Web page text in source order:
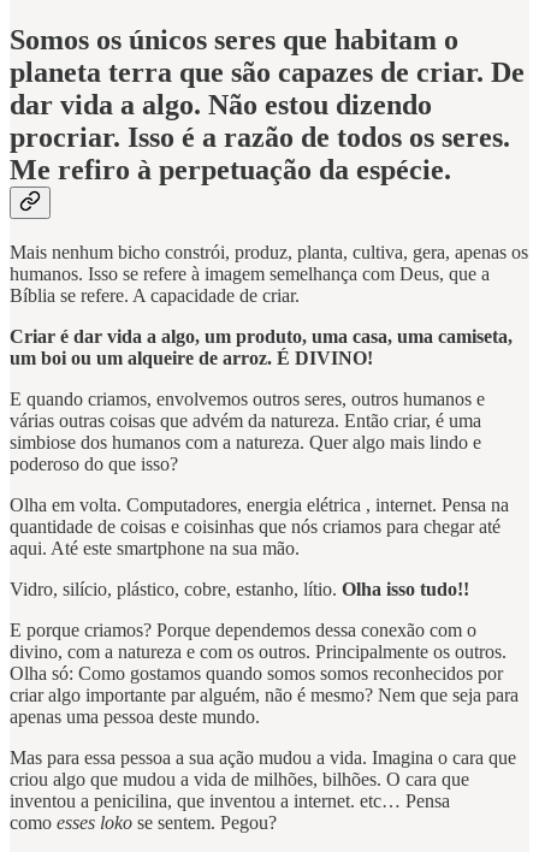
Somos os únicos seres que habitam o
planeta terra que são capazes de criar. De
dar vida a algo. Não estou dizendo
procriar. Isso é a razão de todos os seres.
Me refiro à perpetuação da espécie.
Mais nenhum bicho constrói, produz, planta, cultiva, gera, apenas os
humanos. Isso se refere à imagem semelhança com Deus, que a
Bíblia se refere. A capacidade de criar.
Criar é dar vida a algo, um produto, uma casa, uma camiseta,
um boi ou um alqueire de arroz. É DIVINO!
E quando criamos, envolvemos outros seres, outros humanos e
várias outras coisas que advém da natureza. Então criar, é uma
simbiose dos humanos com a natureza. Quer algo mais lindo e
poderoso do que isso?
Olha em volta. Computadores, energia elétrica , internet. Pensa na
quantidade de coisas e coisinhas que nós criamos para chegar até
aqui. Até este smartphone na sua mão.
Vidro, silício, plástico, cobre, estanho, lítio. Olha isso tudo!!
E porque criamos? Porque dependemos dessa conexão com o
divino, com a natureza e com os outros. Principalmente os outros.
Olha só: Como gostamos quando somos somos reconhecidos por
criar algo importante par alguém, não é mesmo? Nem que seja para
apenas uma pessoa deste mundo.
Mas para essa pessoa a sua ação mudou a vida. Imagina o cara que
criou algo que mudou a vida de milhões, bilhões. O cara que
inventou a penicilina, que inventou a internet. etc… Pensa
como esses loko se sentem. Pegou?